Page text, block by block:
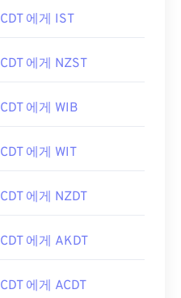
CDT 에게 IST
CDT 에게 NZST
CDT 에게 WIB
CDT 에게 WIT
CDT 에게 NZDT
CDT 에게 AKDT
CDT 에게 ACDT